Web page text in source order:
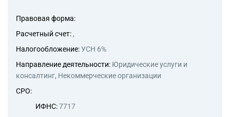
Правовая форма:
Расчетный счет: ,
Налогообложение:УСН 6%
Направление деятельности: Юридические услуги и
консалтинг, Некоммерческие организации
СРО:
ИФНС:7717